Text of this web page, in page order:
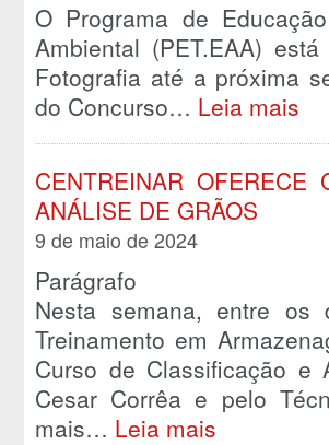
O Programa de
Ambiental (PET.EAA)
Fotografia até a próxima
do Concurso… Leia mais
CENTREINAR OFERECE
ANÁLISE DE GRÃOS
9 de maio de 2024
Parágrafo
Nesta semana, entre
Treinamento em
Curso de Classificação e
Cesar Corrêa e pelo
mais… Leia mais